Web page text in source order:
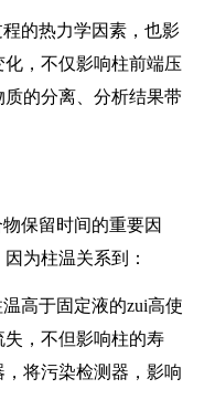
的热力学因素，也影
，不仅影响柱前端压
的分离、分析结果带
保留时间的重要因
为柱温关系到：
高于固定液的zui高使
，不但影响柱的寿
将污染检测器，影响